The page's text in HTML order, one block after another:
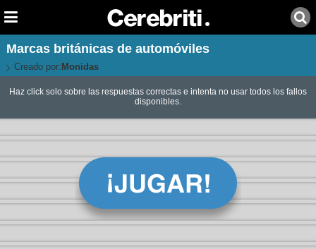
Marcas británicas de automóviles
Creado por: Monidas
Haz click solo sobre las respuestas correctas e intenta no usar todos los fallos
disponibles.